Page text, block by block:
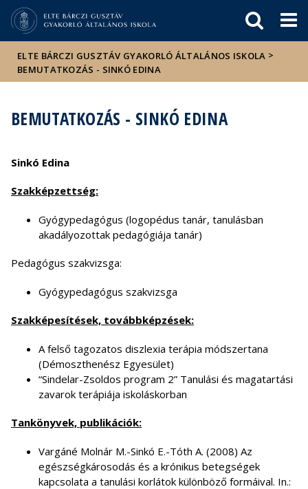
Események
sajtóban
ELTE BÁRCZI GUSZTÁV GYAKORLÓ ÁLTALÁNOS ISKOLA >
BEMUTATKOZÁS - SINKÓ EDINA
BEMUTATKOZÁS - SINKÓ EDINA
Sinkó Edina
Szakképzettség:
Gyógypedagógus (logopédus tanár, tanulásban
akadályozottak pedagógiája tanár)
Pedagógus szakvizsga:
Gyógypedagógus szakvizsga
Szakképesítések, továbbképzések:
A felső tagozatos diszlexia terápia módszertana
(Démoszthenész Egyesület)
“Sindelar-Zsoldos program 2” Tanulási és magatartási
zavarok terápiája iskoláskorban
Tankönyvek, publikációk:
Vargáné Molnár M.-Sinkó E.-Tóth A. (2008) Az
egészségkárosodás és a krónikus betegségek
kapcsolata a tanulási korlátok különböző formáival. In.: